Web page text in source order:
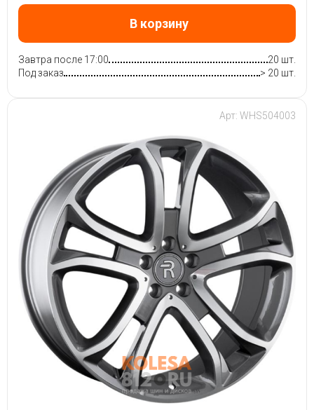
В корзину
Завтра после 17:00
20 шт.
Под заказ
> 20 шт.
Арт: WHS504003